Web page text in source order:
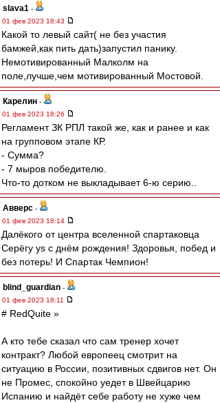
slava1 -
01 фев 2023 18:43
Какой то левый сайт( не без участия
бамжей,как пить дать)запустил панику.
Немотивированный Малколм на
поле,лучше,чем мотивированный Мостовой.
Карелин -
01 фев 2023 18:26
Регламент ЗК РПЛ такой же, как и ранее и как
на групповом этапе КР.
- Сумма?
- 7 мыров победителю.
Что-то дотком не выкладывает 6-ю серию..
Авверс -
01 фев 2023 18:14
Далёкого от центра вселенной спартаковца
Серёгу ys с днём рождения! Здоровья, побед и
без потерь! И Спартак Чемпион!
blind_guardian -
01 фев 2023 18:11
# RedQuite »
А кто тебе сказал что сам тренер хочет
контракт? Любой европеец смотрит на
ситуацию в России, позитивных сдвигов нет. Он
не Промес, спокойно уедет в Швейцарию
Испанию и найдёт себе работу не хуже чем